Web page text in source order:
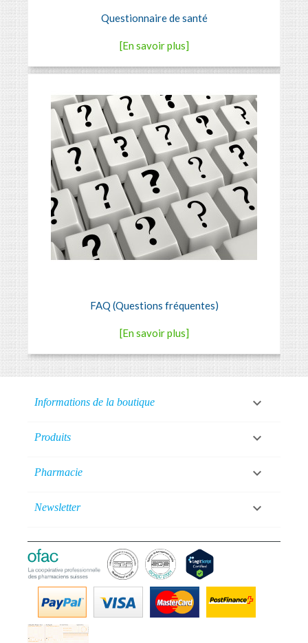
Questionnaire de santé
[En savoir plus]
FAQ (Questions fréquentes)
[En savoir plus]
Informations de la boutique 
Produits 
Pharmacie 
Newsletter 